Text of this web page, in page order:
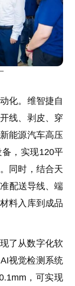
化。维智捷自
线、剥皮、穿
能源汽车高压
，实现120平
同时，结合天
配送导线、端
料入库到成品
了从数字化软
视觉检测系统
，可实现